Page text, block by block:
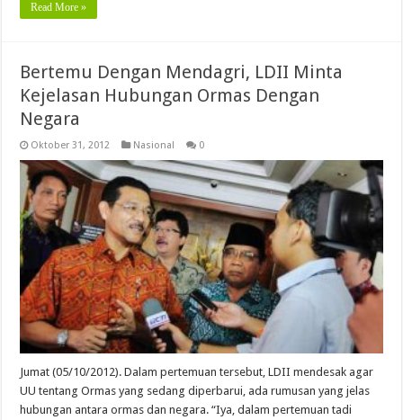
Read More »
Bertemu Dengan Mendagri, LDII Minta
Kejelasan Hubungan Ormas Dengan
Negara
Oktober 31, 2012 Nasional 0
Jumat (05/10/2012). Dalam pertemuan tersebut, LDII mendesak agar
UU tentang Ormas yang sedang diperbarui, ada rumusan yang jelas
hubungan antara ormas dan negara. “Iya, dalam pertemuan tadi